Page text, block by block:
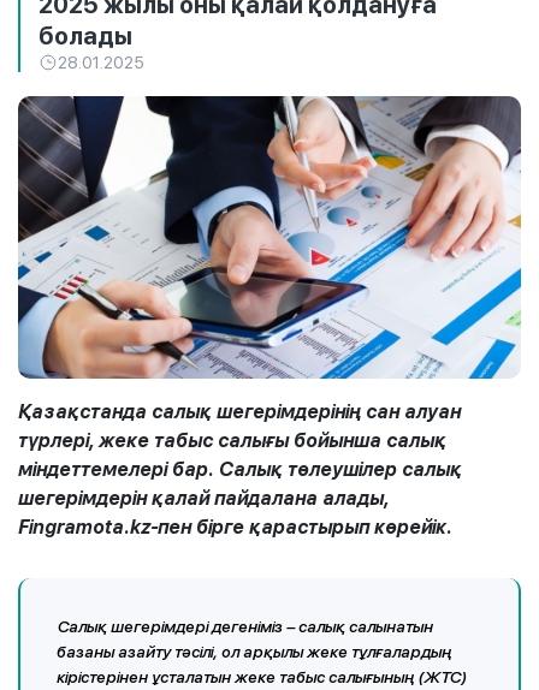
болады
28.01.2025
Қазақстанда салық шегерімдерінің сан алуан
түрлері, жеке табыс салығы бойынша салық
міндеттемелері бар. Салық төлеушілер салық
шегерімдерін қалай пайдалана алады,
Fingramota.kz-пен бірге қарастырып көрейік.
Салық шегерімдері дегеніміз – салық салынатын
базаны азайту тәсілі, ол арқылы жеке тұлғалардың
кірістерінен ұсталатын жеке табыс салығының (ЖТС)